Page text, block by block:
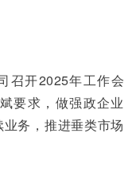
召开2025年工作会
要求，做强政企业
务，推进垂类市场